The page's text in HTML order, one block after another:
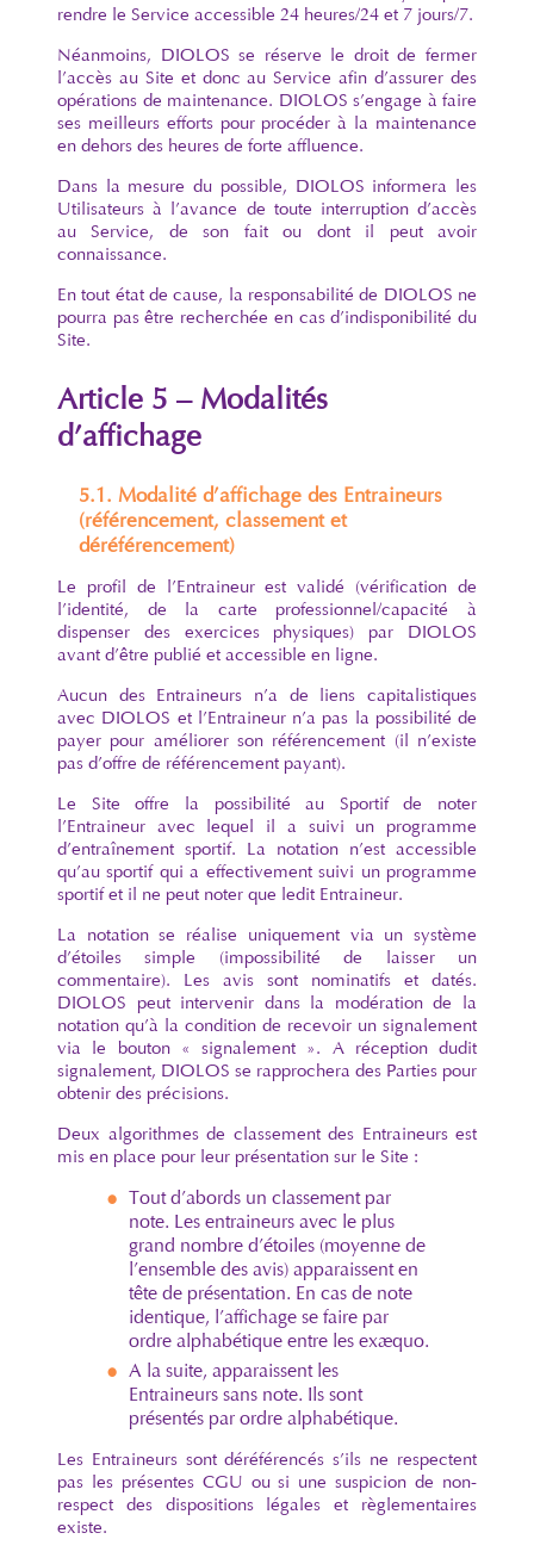
rendre le Service accessible 24 heures/24 et 7 jours/7.
Néanmoins, DIOLOS se réserve le droit de fermer
l’accès au Site et donc au Service afin d’assurer des
opérations de maintenance. DIOLOS s’engage à faire
ses meilleurs efforts pour procéder à la maintenance
en dehors des heures de forte affluence.
Dans la mesure du possible, DIOLOS informera les
Utilisateurs à l’avance de toute interruption d’accès
au Service, de son fait ou dont il peut avoir
connaissance.
En tout état de cause, la responsabilité de DIOLOS ne
pourra pas être recherchée en cas d’indisponibilité du
Site.
Article 5 – Modalités
d’affichage
5.1. Modalité d’affichage des Entraineurs
(référencement, classement et
déréférencement)
Le profil de l’Entraineur est validé (vérification de
l’identité, de la carte professionnel/capacité à
dispenser des exercices physiques) par DIOLOS
avant d’être publié et accessible en ligne.
Aucun des Entraineurs n’a de liens capitalistiques
avec DIOLOS et l’Entraineur n’a pas la possibilité de
payer pour améliorer son référencement (il n’existe
pas d’offre de référencement payant).
Le Site offre la possibilité au Sportif de noter
l’Entraineur avec lequel il a suivi un programme
d’entraînement sportif. La notation n’est accessible
qu’au sportif qui a effectivement suivi un programme
sportif et il ne peut noter que ledit Entraineur.
La notation se réalise uniquement via un système
d’étoiles simple (impossibilité de laisser un
commentaire). Les avis sont nominatifs et datés.
DIOLOS peut intervenir dans la modération de la
notation qu’à la condition de recevoir un signalement
via le bouton « signalement ». A réception dudit
signalement, DIOLOS se rapprochera des Parties pour
obtenir des précisions.
Deux algorithmes de classement des Entraineurs est
mis en place pour leur présentation sur le Site :
Tout d’abords un classement par
note. Les entraineurs avec le plus
grand nombre d’étoiles (moyenne de
l’ensemble des avis) apparaissent en
tête de présentation. En cas de note
identique, l’affichage se faire par
ordre alphabétique entre les exæquo.
A la suite, apparaissent les
Entraineurs sans note. Ils sont
présentés par ordre alphabétique.
Les Entraineurs sont déréférencés s’ils ne respectent
pas les présentes CGU ou si une suspicion de non-
respect des dispositions légales et règlementaires
existe.